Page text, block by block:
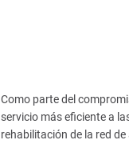
Como parte del
servicio más eficiente a
rehabilitación de la red